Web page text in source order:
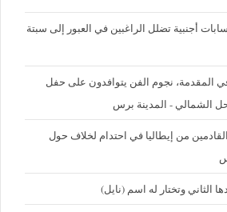
أجنبية تضلل الراغبين في العبور إلى سبتة
المقدمة، نجوم الفن يتوافدون على حفل
الشمالي - المدينة برس
من إيطاليا في احتدام لخلاف حول
الثاني وتختار له اسم (نايل)